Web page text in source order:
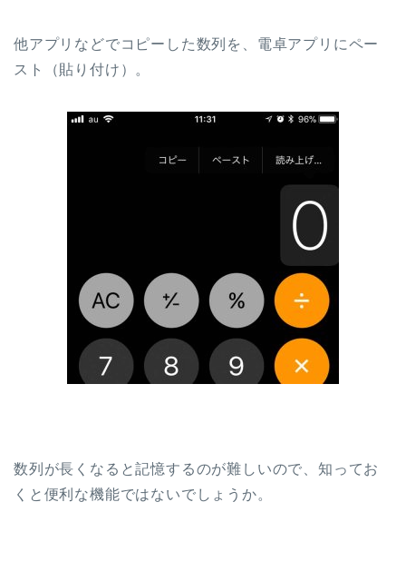
他アプリなどでコピーした数列を、電卓アプリにペー
スト（貼り付け）。
数列が長くなると記憶するのが難しいので、知ってお
くと便利な機能ではないでしょうか。